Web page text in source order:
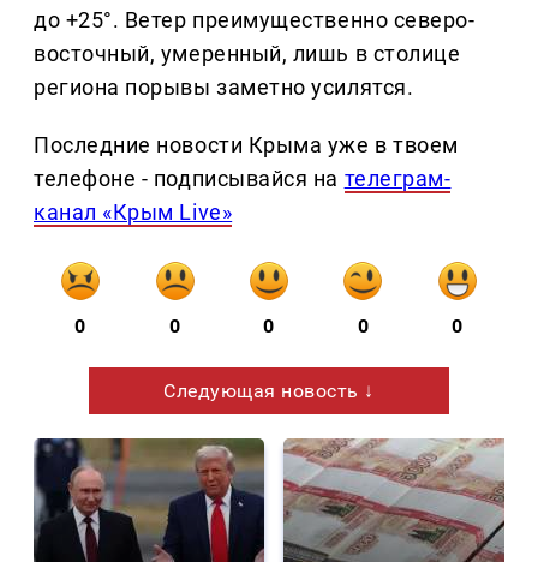
до +25°. Ветер преимущественно северо-
восточный, умеренный, лишь в столице
региона порывы заметно усилятся.
Последние новости Крыма уже в твоем
телефоне - подписывайся на телеграм-
канал «Крым Live»
0 0 0 0 0
Следующая новость ↓